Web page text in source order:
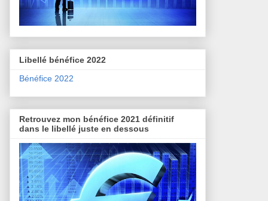
Libellé bénéfice 2022
Bénéfice 2022
Retrouvez mon bénéfice 2021 définitif
dans le libellé juste en dessous